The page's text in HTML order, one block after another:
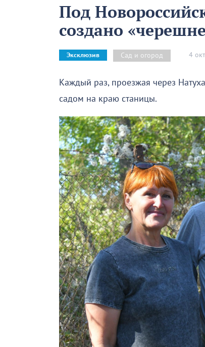
Под
создано
Эксклюзив Сад и огород 4
Каждый раз, проезжая через
садом на краю станицы.